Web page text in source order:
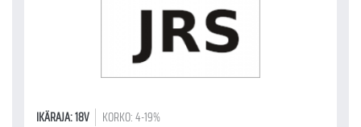
IKÄRAJA: 18V KORKO: 4-19%